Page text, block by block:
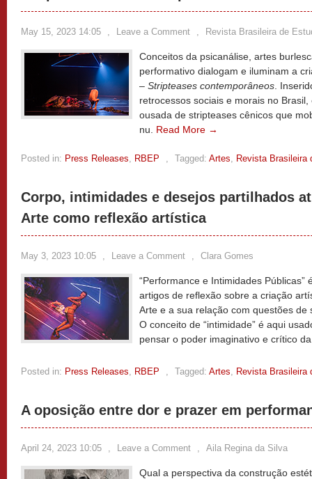
May 15, 2023 14:05 , Leave a Comment , Revista Brasileira de
Conceitos da psicanálise, artes
performativo dialogam e iluminam a
– Stripteases contemporâneos .
retrocessos sociais e morais no
ousada de stripteases cênicos que
nu. Read More →
Posted in: Press Releases, RBEP , Tagged: Artes, Revista Brasileira
Corpo, intimidades e desejos partilhados
Arte como reflexão artística
May 3, 2023 10:05 , Leave a Comment , Clara Gomes
“Performance e Intimidades
artigos de reflexão sobre a criação
Arte e a sua relação com questões
O conceito de “intimidade” é aqui
pensar o poder imaginativo e crítico
Posted in: Press Releases, RBEP , Tagged: Artes, Revista Brasileira
A oposição entre dor e prazer em
April 24, 2023 10:05 , Leave a Comment , Aila Regina da Silva
Qual a perspectiva da construção